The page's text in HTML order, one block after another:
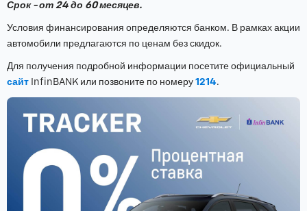
Срок - от 24 до 60 месяцев.
Условия финансирования определяются банком. В рамках акции
автомобили предлагаются по ценам без скидок.
Для получения подробной информации посетите официальный
сайт InfinBANK или позвоните по номеру 1214.